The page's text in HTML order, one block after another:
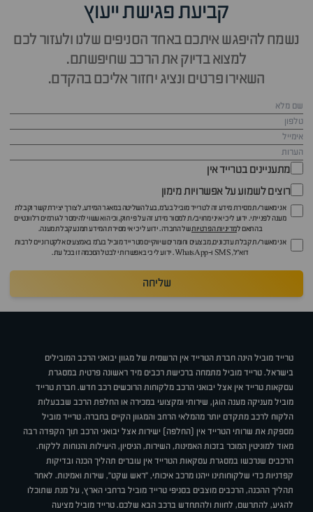
קביעת פגישת ייעוץ
נשמח להיפגש איתכם באחד הסניפים שלנו ולעזור לכם
למצוא בדיוק את הרכב שחיפשתם.
השאירו פרטים ונציג יחזור אליכם בהקדם.
מתעניינים בטרייד אין
רוצים לשמוע על אפשרויות מימון
אני מאשר/ת מסירת מידע זה לטרייד מוביל בע"מ, בעל השליטה במאגר המידע, לצורך יצירת קשר וקבלת
מענה לפנייתי. ידוע לי כי איני מחויב/ת למסור מידע זה על פי חוק, וכי הוא עשוי להימסר לגורמים רלוונטיים
בהתאם למדיניות הפרטיותשל החברה. ידוע לי כי אי מסירת המידע תמנע קבלת מענה.
אני מאשר/ת קבלת עדכונים, מבצעים וחומרים שיווקיים מטרייד מוביל בע"מ באמצעים אלקטרוניים לרבות
דוא״ל, SMS ו-WhatsApp. ידוע לי כי באפשרותי לבטל הסכמה זו בכל עת.
שליחה
טרייד מוביל הינה חברת הטרייד אין הרשמית של מגוון יבואני הרכב המובילים
בישראל. טרייד מוביל מתמחה ברכישת רכבים מיד ראשונה פרטית במסגרת
עסקאות טרייד אין אצל יבואני הרכב מלקוחות הרוכשים רכב חדש. חברת טרייד
מוביל מעניקה מענה הוגן, שירותי ומקצועי במכירה או החלפת הרכב שבבעלות
הלקוח לרכב מתקדם יותר מהמלאי הרחב והמגוון הקיים בחברה. טרייד מוביל
מספקת את שרותי הטרייד אין (החלפה) ישירות אצל יבואני הרכב תוך הקפדה רבה
מאוד למוניטין המוכר בזכות האמינות, השירות, הניסיון, היעילות והנוחות ללקוח.
הרכבים שנרכשו במסגרת עסקאות הטרייד אין עוברים תהליך הכנה ובדיקות
קפדניות כדי שלקוחותינו ייהנו מרכב איכותי, "ראש שקט", שירות ואמינות. לאחר
תהליך ההכנה, הרכבים מוצבים בסניפי טרייד מוביל ברחבי הארץ, על מנת שתוכלו
להגיע, להתרשם, לחוות ולהתחדש ברכב הבא שלכם. טרייד מוביל מציעה